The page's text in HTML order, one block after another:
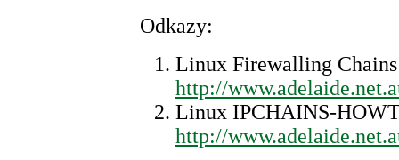
Odkazy:
Linux Firewalling Chains
http://
Linux IPCHAINS-
http://